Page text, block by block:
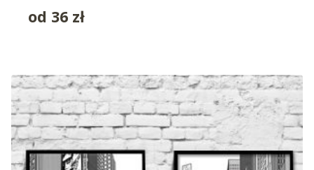
od 36 zł